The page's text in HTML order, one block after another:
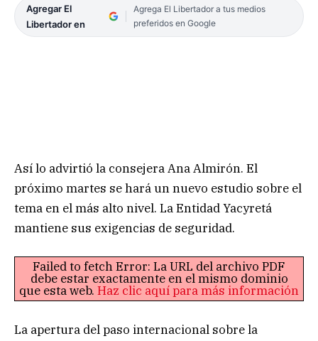
Agregar El
Libertador en
Agrega El Libertador a tus medios
preferidos en Google
Así lo advirtió la consejera Ana Almirón. El
próximo martes se hará un nuevo estudio sobre el
tema en el más alto nivel. La Entidad Yacyretá
mantiene sus exigencias de seguridad.
Failed to fetch Error: La URL del archivo PDF
debe estar exactamente en el mismo dominio
que esta web. Haz clic aquí para más información
La apertura del paso internacional sobre la